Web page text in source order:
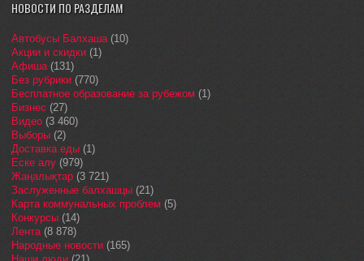
НОВОСТИ ПО РАЗДЕЛАМ
Автобусы Балхаша(10)
Акции и скидки (1)
Афиша(131)
Без рубрики (770)
Бесплатное образование за рубежом (1)
Бизнес (27)
Видео (3 460)
Выборы (2)
Доставка еды (1)
Еске алу (979)
Жаңалықтар (3 721)
Заслуженные балхашцы (21)
Карта коммунальных проблем (5)
Конкурсы (14)
Лента(8 878)
Народные новости (165)